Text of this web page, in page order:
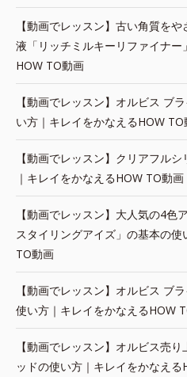
【動画でレッスン】古い角質を
液「リッチミルキーリファイナ
HOW TO動画
【動画でレッスン】オルビス ブ
い方｜キレイをかなえるHOW TO
【動画でレッスン】クリアフル
｜キレイをかなえるHOW TO動画
【動画でレッスン】大人気の4色
スタイリングアイズ」の基本の
TO動画
【動画でレッスン】オルビス ブ
使い方｜キレイをかなえるHOW
【動画でレッスン】オルビス売
ッドの使い方｜キレイをかなえる